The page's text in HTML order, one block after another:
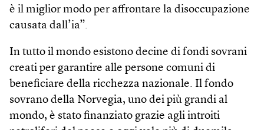
è il miglior modo per affrontare la disoccupazione
causata dall’ia”.
In tutto il mondo esistono decine di fondi sovrani
creati per garantire alle persone comuni di
beneficiare della ricchezza nazionale. Il fondo
sovrano della Norvegia, uno dei più grandi al
mondo, è stato finanziato grazie agli introiti